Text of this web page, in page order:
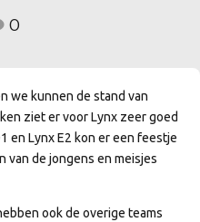
0
we kunnen de stand van
ziet er voor Lynx zeer goed
en Lynx E2 kon er een feestje
van de jongens en meisjes
ook de overige teams